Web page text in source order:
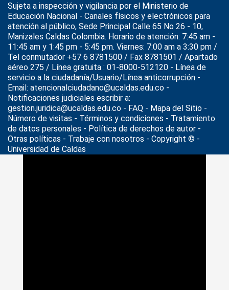
Sujeta a inspección y vigilancia por el Ministerio de
Educación Nacional - Canales físicos y electrónicos para
atención al público, Sede Principal Calle 65 No 26 - 10,
Manizales Caldas Colombia. Horario de atención: 7:45 am -
11:45 am y 1:45 pm - 5:45 pm. Viernes: 7:00 am a 3:30 pm /
Tel conmutador +57 6 8781500 / Fax 8781501 / Apartado
aéreo 275 / Línea gratuita : 01-8000-512120 - Línea de
servicio a la ciudadanía/Usuario/Línea anticorrupción -
Email: atencionalciudadano@ucaldas.edu.co -
Notificaciones judiciales escribir a:
gestion.juridica@ucaldas.edu.co - FAQ - Mapa del Sitio -
Número de visitas - Términos y condiciones - Tratamiento
de datos personales - Política de derechos de autor -
Otras políticas - Trabaje con nosotros - Copyright © -
Universidad de Caldas